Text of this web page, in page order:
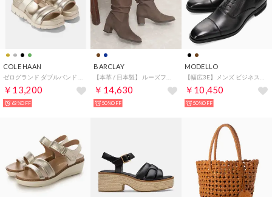
COLE HAAN
￥13,200
63%OFF
BARCLAY
￥14,630
50%OFF
MODELLO
￥10,450
50%OFF